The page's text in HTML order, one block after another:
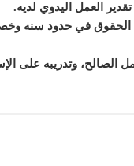
العمل اليدوي لديه.
الحقوق في حدود سنه
الصالح، وتدريبه على